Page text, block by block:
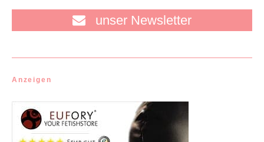
unser Newsletter
Anzeigen